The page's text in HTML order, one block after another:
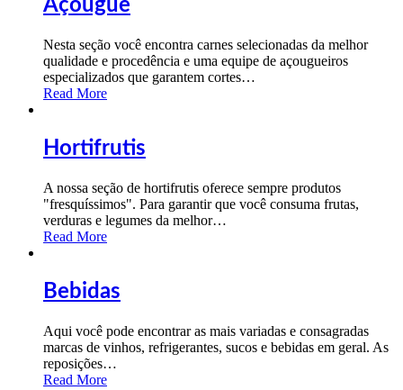
Açougue
Nesta seção você encontra carnes selecionadas da melhor
qualidade e procedência e uma equipe de açougueiros
especializados que garantem cortes…
Read More
Hortifrutis
A nossa seção de hortifrutis oferece sempre produtos
"fresquíssimos". Para garantir que você consuma frutas,
verduras e legumes da melhor…
Read More
Bebidas
Aqui você pode encontrar as mais variadas e consagradas
marcas de vinhos, refrigerantes, sucos e bebidas em geral. As
reposições…
Read More